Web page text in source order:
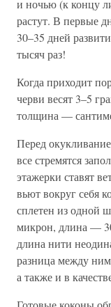
и ночью (к концу
растут. В первые
30–35 дней
тысяч раз!
Когда приходит
черви весят 3–5
толщина —
Перед
все стремятся
этажерки ставят
вьют вокруг себя
сплетен из одной
микрон, длина —
длина нити
разница между
а также и в